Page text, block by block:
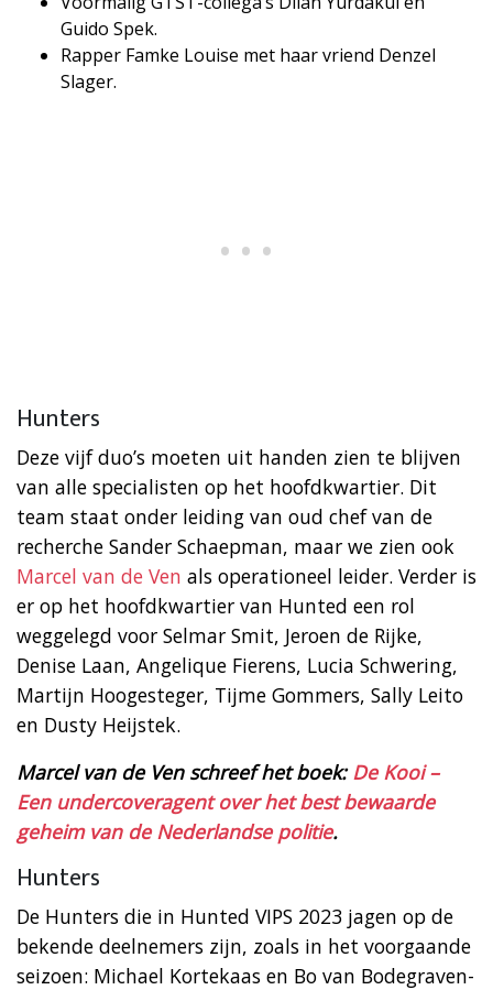
Guido Spek.
Rapper Famke Louise met haar vriend Denzel
Slager.
Hunters
Deze vijf duo’s moeten uit handen zien te blijven
van alle specialisten op het hoofdkwartier. Dit
team staat onder leiding van oud chef van de
recherche Sander Schaepman, maar we zien ook
Marcel van de Ven als operationeel leider. Verder is
er op het hoofdkwartier van Hunted een rol
weggelegd voor Selmar Smit, Jeroen de Rijke,
Denise Laan, Angelique Fierens, Lucia Schwering,
Martijn Hoogesteger, Tijme Gommers, Sally Leito
en Dusty Heijstek.
Marcel van de Ven schreef het boek: De Kooi –
Een undercoveragent over het best bewaarde
geheim van de Nederlandse politie.
Hunters
De Hunters die in Hunted VIPS 2023 jagen op de
bekende deelnemers zijn, zoals in het voorgaande
seizoen: Michael Kortekaas en Bo van Bodegraven-